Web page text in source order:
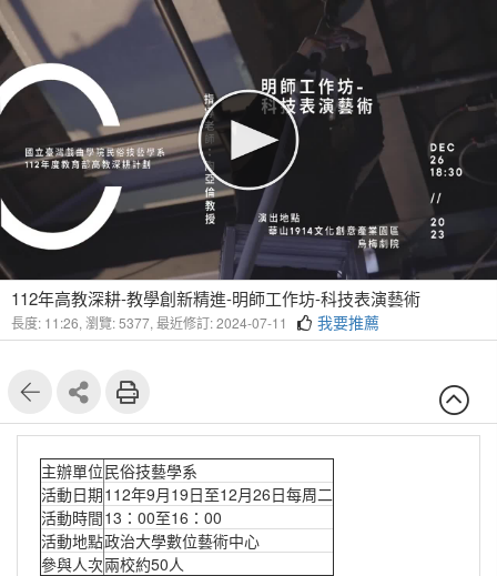
112年高教深耕-教學創新精進-明師工作坊-科技表演藝術
長度: 11:26, 瀏覽: 5377, 最近修訂: 2024-07-11 我要推薦
主辦單位民俗技藝學系
活動日期112年9月19日至12月26日每周二
活動時間13：00至16：00
活動地點政治大學數位藝術中心
參與人次兩校約50人